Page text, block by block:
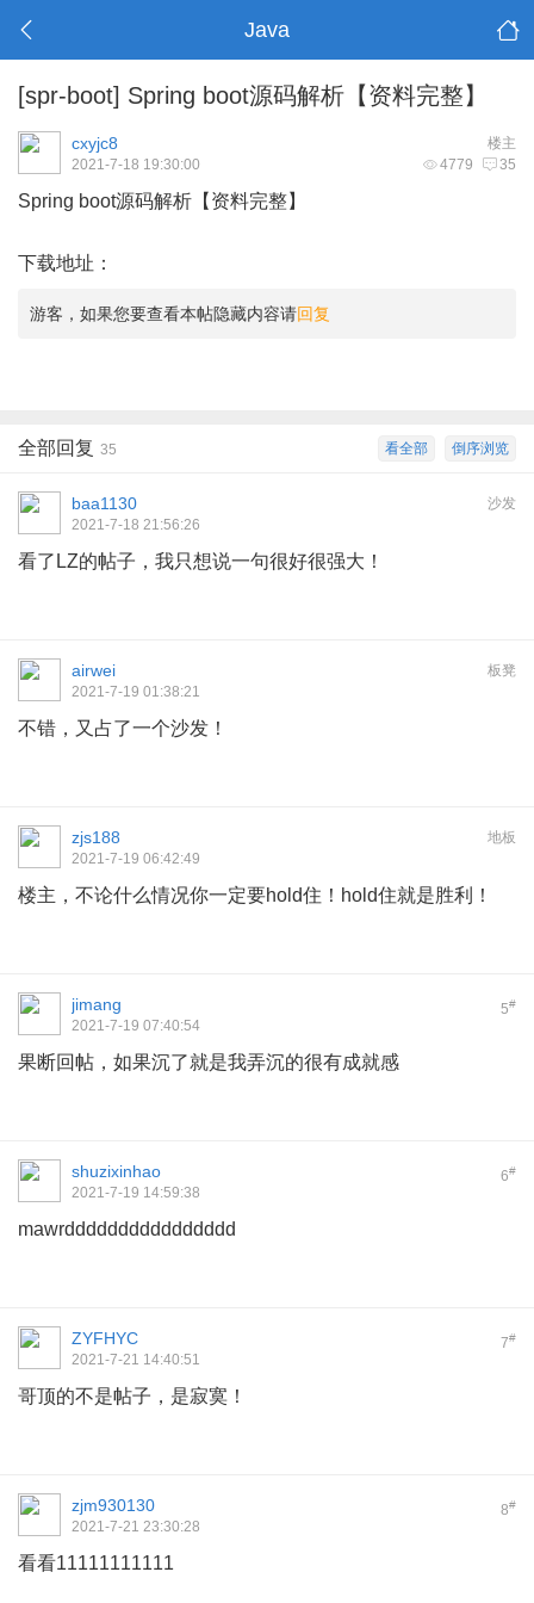
Java
[spr-boot] Spring boot源码解析【资料完整】
楼主
cxyjc8
4779 35
2021-7-18 19:30:00
Spring boot源码解析【资料完整】
下载地址：
游客，如果您要查看本帖隐藏内容请回复
倒序浏览
看全部
全部回复 35
沙发
baa1130
2021-7-18 21:56:26
看了LZ的帖子，我只想说一句很好很强大！
板凳
airwei
2021-7-19 01:38:21
不错，又占了一个沙发！
地板
zjs188
2021-7-19 06:42:49
楼主，不论什么情况你一定要hold住！hold住就是胜利！
5#
jimang
2021-7-19 07:40:54
果断回帖，如果沉了就是我弄沉的很有成就感
6#
shuzixinhao
2021-7-19 14:59:38
mawrdddddddddddddddd
7#
ZYFHYC
2021-7-21 14:40:51
哥顶的不是帖子，是寂寞！
8#
zjm930130
2021-7-21 23:30:28
看看11111111111